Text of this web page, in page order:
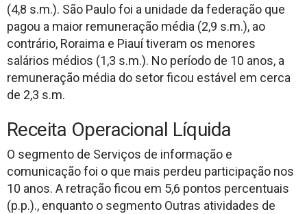
(4,8 s.m.). São Paulo foi a unidade da federação que
pagou a maior remuneração média (2,9 s.m.), ao
contrário, Roraima e Piauí tiveram os menores
salários médios (1,3 s.m.). No período de 10 anos, a
remuneração média do setor ficou estável em cerca
de 2,3 s.m.
Receita Operacional Líquida
O segmento de Serviços de informação e
comunicação foi o que mais perdeu participação nos
10 anos. A retração ficou em 5,6 pontos percentuais
(p.p.)., enquanto o segmento Outras atividades de